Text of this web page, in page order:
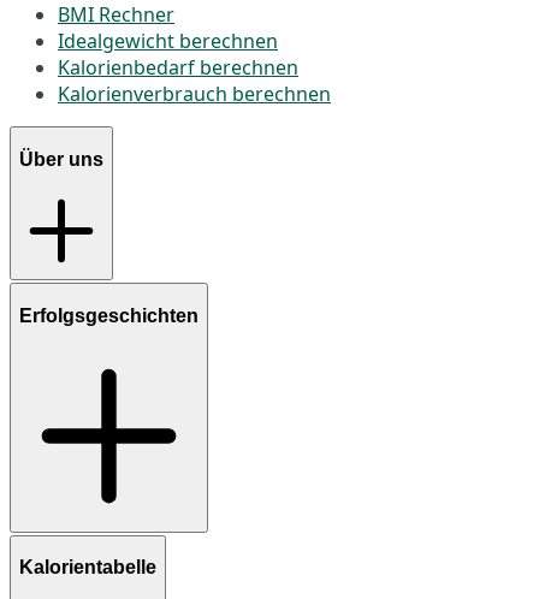
BMI Rechner
Idealgewicht berechnen
Kalorienbedarf berechnen
Kalorienverbrauch berechnen
Über uns
Erfolgsgeschichten
Kalorientabelle